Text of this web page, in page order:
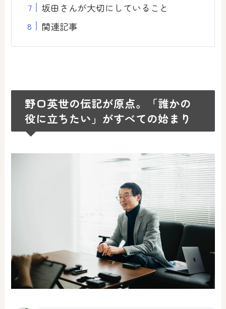
坂田さんが大切にしていること
関連記事
野口英世の伝記が原点。「誰かの
役に立ちたい」がすべての始まり